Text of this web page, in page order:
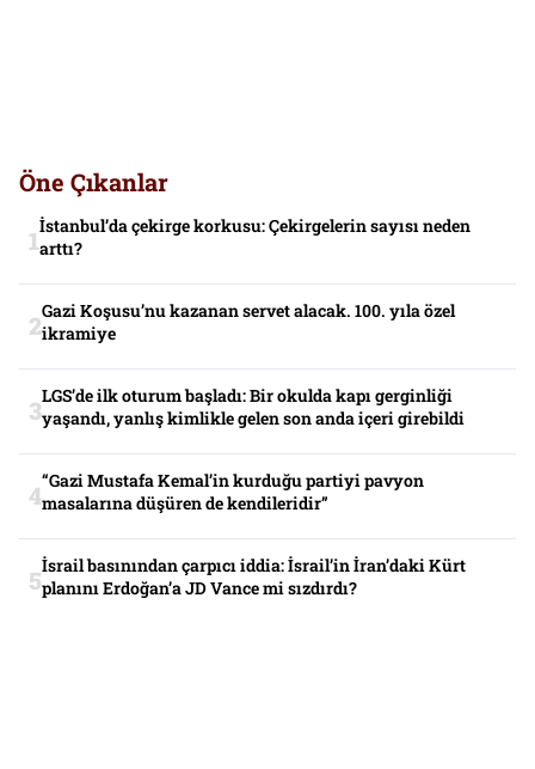
Öne Çıkanlar
İstanbul’da çekirge korkusu: Çekirgelerin sayısı neden
arttı?
Gazi Koşusu’nu kazanan servet alacak. 100. yıla özel
ikramiye
LGS’de ilk oturum başladı: Bir okulda kapı gerginliği
yaşandı, yanlış kimlikle gelen son anda içeri girebildi
“Gazi Mustafa Kemal’in kurduğu partiyi pavyon
masalarına düşüren de kendileridir”
İsrail basınından çarpıcı iddia: İsrail’in İran’daki Kürt
planını Erdoğan’a JD Vance mi sızdırdı?